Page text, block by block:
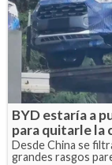
BYD estaría a
para quitarle la
Desde China se
grandes rasgos